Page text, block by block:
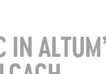
dostępne
bilet
IN